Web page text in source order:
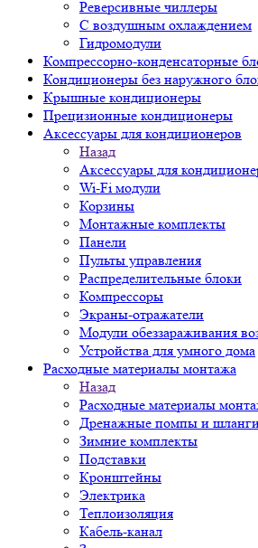
Реверсивные чиллеры
С воздушным охлаждением
Гидромодули
Компрессорно-конденсаторные
Кондиционеры без наружного
Крышные кондиционеры
Прецизионные кондиционеры
Аксессуары для кондиционеров
Назад
Аксессуары для
Wi-Fi модули
Корзины
Монтажные комплекты
Панели
Пульты управления
Распределительные блоки
Компрессоры
Экраны-отражатели
Модули обеззараживания
Устройства для умного дома
Расходные материалы монтажа
Назад
Расходные материалы
Дренажные помпы и
Зимние комплекты
Подставки
Кронштейны
Электрика
Теплоизоляция
Кабель-канал